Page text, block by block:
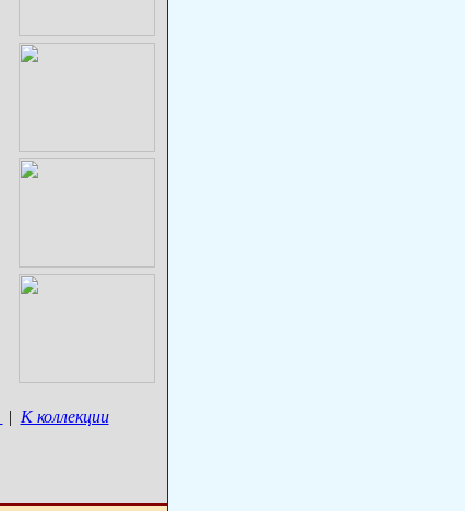
| К коллекции